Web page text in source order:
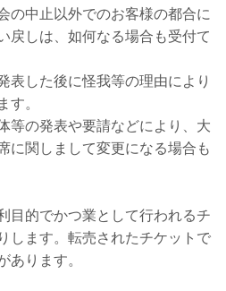
の中止以外でのお客様の都合に
戻しは、如何なる場合も受付て
表した後に怪我等の理由により
す。
等の発表や要請などにより、大
に関しまして変更になる場合も
目的でかつ業として行われるチ
します。転売されたチケットで
あります。